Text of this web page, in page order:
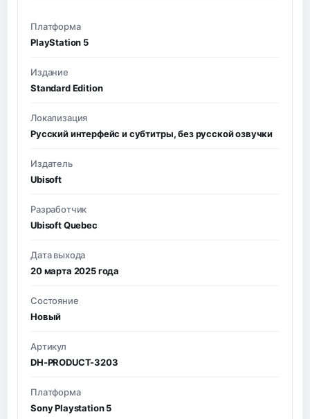
Платформа
PlayStation 5
Издание
Standard Edition
Локализация
Русский интерфейс и субтитры, без русской озвучки
Издатель
Ubisoft
Разработчик
Ubisoft Quebec
Дата выхода
20 марта 2025 года
Состояние
Новый
Артикул
DH-PRODUCT-3203
Платформа
Sony Playstation 5